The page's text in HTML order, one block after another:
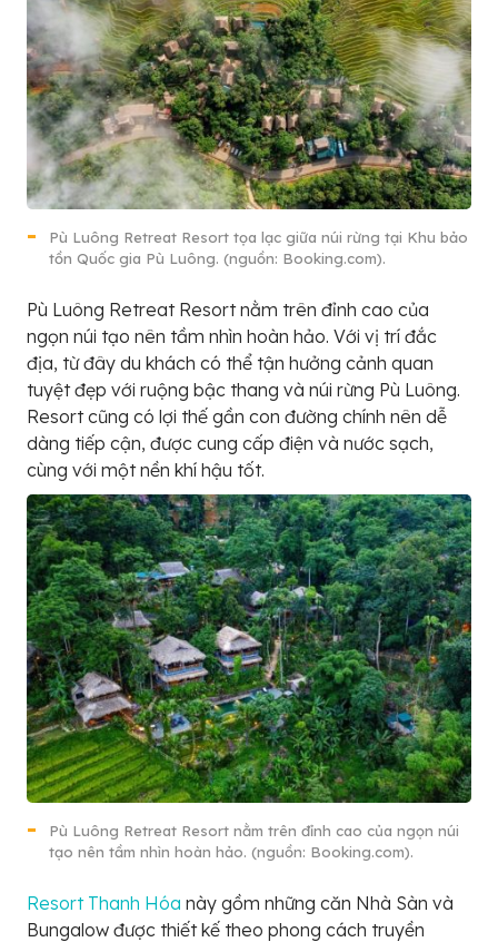
Pù Luông Retreat Resort tọa lạc giữa núi rừng tại Khu bảo
tồn Quốc gia Pù Luông. (nguồn: Booking.com).
Pù Luông Retreat Resort nằm trên đỉnh cao của
ngọn núi tạo nên tầm nhìn hoàn hảo. Với vị trí đắc
địa, từ đây du khách có thể tận hưởng cảnh quan
tuyệt đẹp với ruộng bậc thang và núi rừng Pù Luông.
Resort cũng có lợi thế gần con đường chính nên dễ
dàng tiếp cận, được cung cấp điện và nước sạch,
cùng với một nền khí hậu tốt.
Pù Luông Retreat Resort nằm trên đỉnh cao của ngọn núi
tạo nên tầm nhìn hoàn hảo. (nguồn: Booking.com).
Resort Thanh Hóa này gồm những căn Nhà Sàn và
Bungalow được thiết kế theo phong cách truyền